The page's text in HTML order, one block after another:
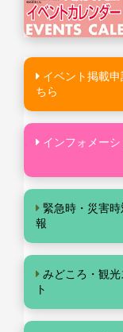
イベント掲載申
ちら
インフォメーシ
緊急時・災害
報
みどころ・観光
ト